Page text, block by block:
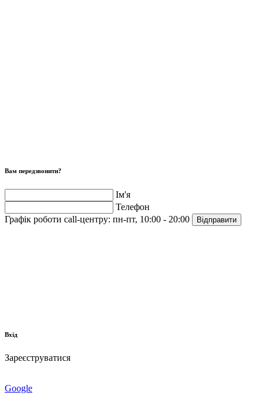
Вам передзвонити?
Ім'я
Телефон
Графік роботи call-центру: пн-пт, 10:00 - 20:00 Відправити
Вхід
Зареєструватися
Google